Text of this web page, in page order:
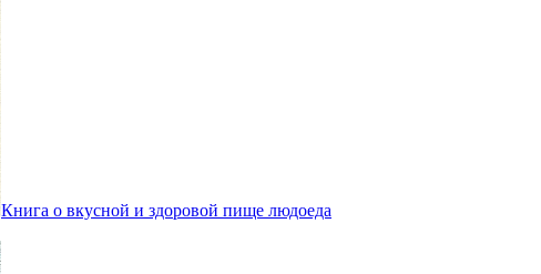
Книга о вкусной и здоровой пище людоеда